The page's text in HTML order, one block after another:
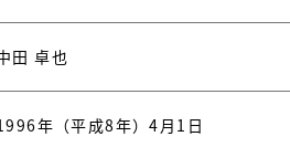
田 卓也
年（平成8年）4月1日